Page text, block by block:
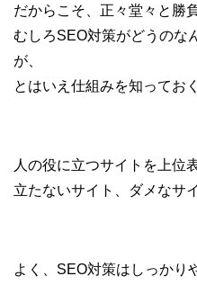
だからこそ、正々堂々と勝
むしろSEO対策がどうのな
が、
とはいえ仕組みを知ってお
人の役に立つサイトを上位
立たないサイト、ダメなサ
よく、SEO対策はしっかり